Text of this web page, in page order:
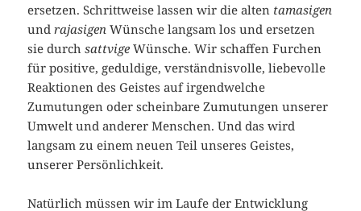
ersetzen. Schrittweise lassen wir die alten tamasigen
undrajasigen Wünsche langsam los und ersetzen
sie durchsattvige Wünsche. Wir schaffen Furchen
für positive, geduldige, verständnisvolle, liebevolle
Reaktionen des Geistes auf irgendwelche
Zumutungen oder scheinbare Zumutungen unserer
Umwelt und anderer Menschen. Und das wird
langsam zu einem neuen Teil unseres Geistes,
unserer Persönlichkeit.
Natürlich müssen wir im Laufe der Entwicklung